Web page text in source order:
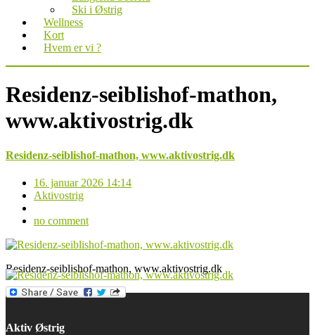
Ski i Østrig
Wellness
Kort
Hvem er vi ?
Residenz-seiblishof-mathon,
www.aktivostrig.dk
Residenz-seiblishof-mathon, www.aktivostrig.dk
16. januar 2026 14:14
Aktivostrig
no comment
Residenz-seiblishof-mathon, www.aktivostrig.dk
Aktiv Østrig